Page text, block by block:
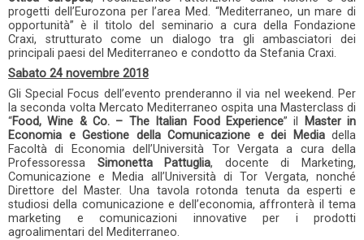
progetti dell’Eurozona per l’area Med. “Mediterraneo, un mare di
opportunità” è il titolo del seminario a cura della Fondazione
Craxi, strutturato come un dialogo tra gli ambasciatori dei
principali paesi del Mediterraneo e condotto da Stefania Craxi.
Sabato 24 novembre 2018
Gli Special Focus dell’evento prenderanno il via nel weekend. Per
la seconda volta Mercato Mediterraneo ospita una Masterclass di
“Food, Wine & Co. – The Italian Food Experience” il
Master in
Economia e Gestione della Comunicazione e dei Mediadella
Facoltà di Economia dell’Università Tor Vergata a cura della
Professoressa Simonetta Pattuglia, docente di Marketing,
Comunicazione e Media all’Università di Tor Vergata, nonché
Direttore del Master. Una tavola rotonda tenuta da esperti e
studiosi della comunicazione e dell’economia, affronterà il tema
marketing e comunicazioni innovative per i prodotti
agroalimentari del Mediterraneo.